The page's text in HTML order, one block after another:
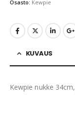
Osasto: Kewpie
KUVAUS
Kewpie nukke